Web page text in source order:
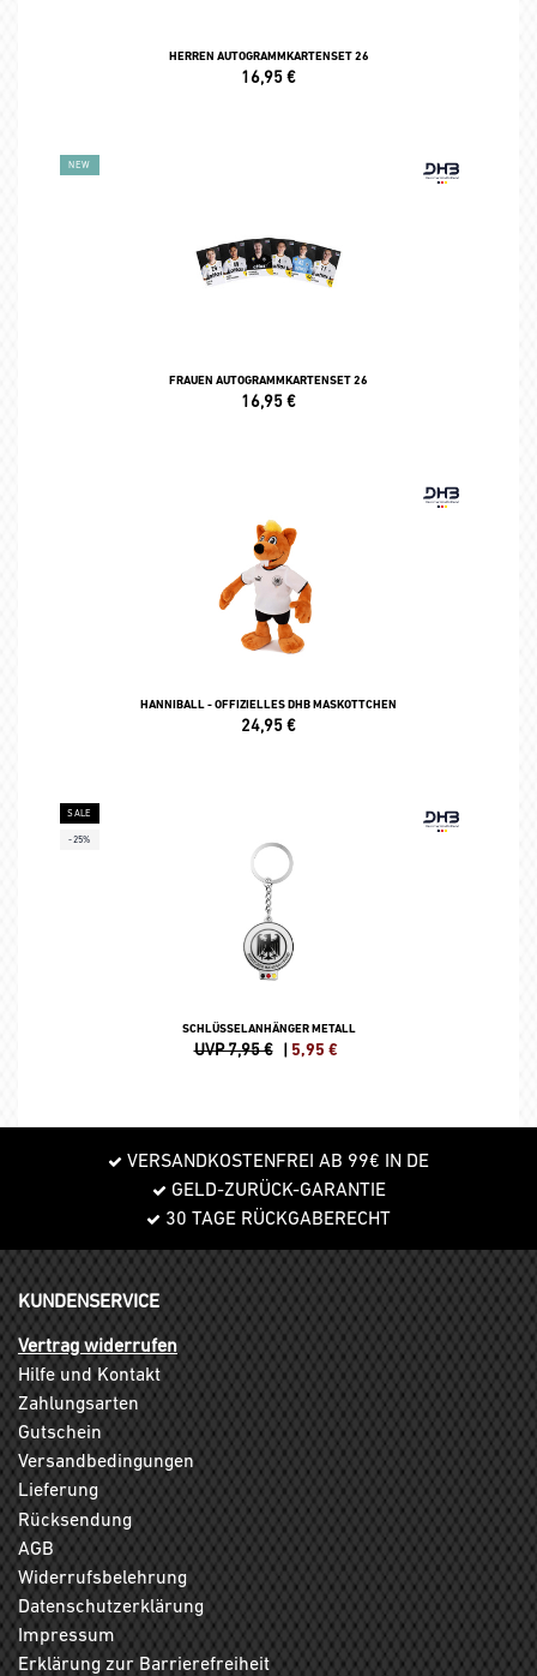
HERREN AUTOGRAMMKARTENSET 26
16,95€
NEW
FRAUEN AUTOGRAMMKARTENSET 26
16,95€
HANNIBALL - OFFIZIELLES DHB MASKOTTCHEN
24,95€
SALE
-25%
SCHLÜSSELANHÄNGER METALL
UVP 7,95 € | 5,95 €
VERSANDKOSTENFREI AB 99€ IN DE
GELD-ZURÜCK-GARANTIE
30 TAGE RÜCKGABERECHT
KUNDENSERVICE
Vertrag widerrufen
Hilfe und Kontakt
Zahlungsarten
Gutschein
Versandbedingungen
Lieferung
Rücksendung
AGB
Widerrufsbelehrung
Datenschutzerklärung
Impressum
Erklärung zur Barrierefreiheit